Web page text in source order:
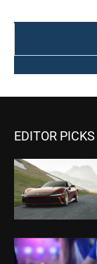
EDITOR PICKS